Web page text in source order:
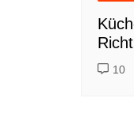
10